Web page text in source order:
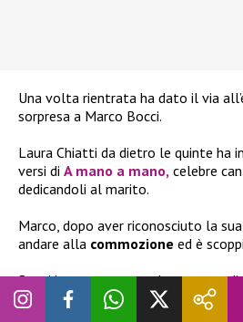
Una volta rientrata ha dato il via
sorpresa a Marco Bocci.
Laura Chiatti da dietro le quinte ha
versi di A mano a mano, celebre
dedicandoli al marito.
Marco, dopo aver riconosciuto la
andare alla commozione ed è
Bocci ha commentato la sorpresa
colpo veramente basso. Mi trovo